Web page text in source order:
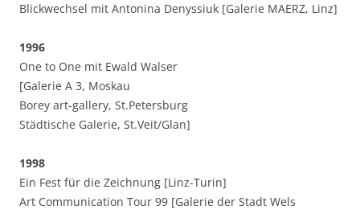
Blickwechsel mit Antonina Denyssiuk [Galerie MAERZ, Linz]
1996
One to One mit Ewald Walser
[Galerie A 3, Moskau
Borey art-gallery, St.Petersburg
Städtische Galerie, St.Veit/Glan]
1998
Ein Fest für die Zeichnung [Linz-Turin]
Art Communication Tour 99 [Galerie der Stadt Wels